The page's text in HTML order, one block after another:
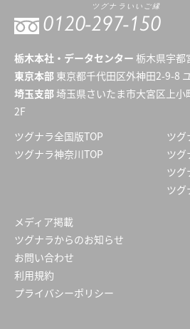
0120-297-150
ツグナラいいご縁
栃木本社・データセンター 栃木県宇都
東京本部 東京都千代田区外神田2-9-8
埼玉支部 埼玉県さいたま市大宮区上
2F
ツグナラ全国版TOP
ツグナラ神奈川TOP
ツグ
ツグ
ツグ
ツグ
メディア掲載
ツグナラからのお知らせ
お問い合わせ
利用規約
プライバシーポリシー